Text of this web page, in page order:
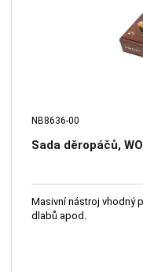
NB8636-00
Sada děropáčů,
Masivní nástroj vhodný
dlabů apod.